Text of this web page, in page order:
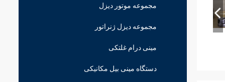
مجموعه موتور دیزل
مجموعه دیزل ژنراتور
مینی درام غلتکی
دستگاه مینی بیل مکانیکی